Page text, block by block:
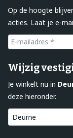
Op de hoogte
acties. Laat je e-
Wijzig
Je winkelt nu in
deze hieronder.